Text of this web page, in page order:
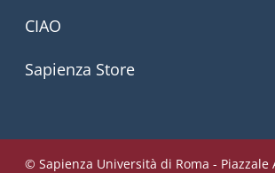
CIAO
Sapienza Store
© Sapienza Università di Roma - Piazzale